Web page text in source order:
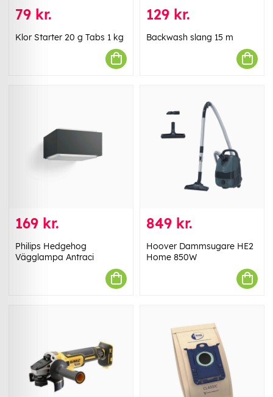
79 kr.
Klor Starter 20 g Tabs 1 kg
129 kr.
Backwash slang 15 m
169 kr.
Philips Hedgehog
Vägglampa Antraci
849 kr.
Hoover Dammsugare HE2
Home 850W